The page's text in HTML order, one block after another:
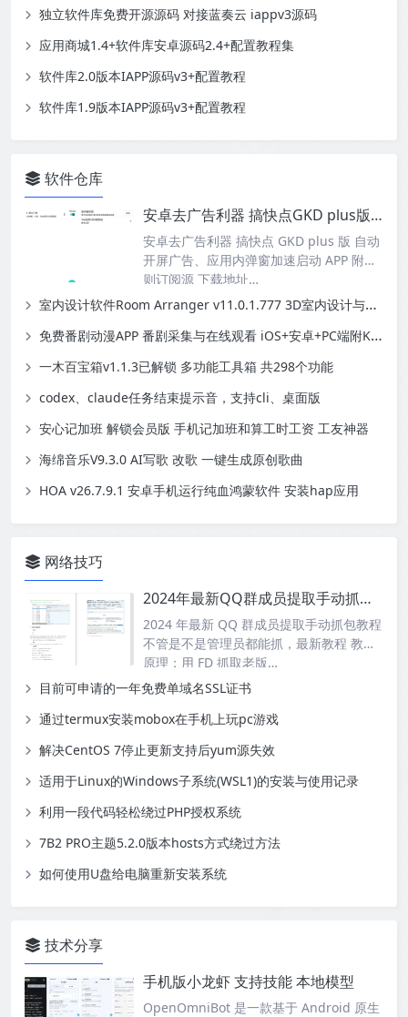
独立软件库免费开源源码 对接蓝奏云 iappv3源码
应用商城1.4+软件库安卓源码2.4+配置教程集
软件库2.0版本IAPP源码v3+配置教程
软件库1.9版本IAPP源码v3+配置教程
软件仓库
安卓去广告利器 搞快点GKD plus版 自动开屏广告、应用内弹窗加速启动APP附规则订阅源
安卓去广告利器 搞快点 GKD plus 版 自动
开屏广告、应用内弹窗加速启动 APP 附规
则订阅源 下载地址…
室内设计软件Room Arranger v11.0.1.777 3D室内设计与房屋布局
免费番剧动漫APP 番剧采集与在线观看 iOS+安卓+PC端附Kazumi规则源地址
一木百宝箱v1.1.3已解锁 多功能工具箱 共298个功能
codex、claude任务结束提示音，支持cli、桌面版
安心记加班 解锁会员版 手机记加班和算工时工资 工友神器
海绵音乐V9.3.0 AI写歌 改歌 一键生成原创歌曲
HOA v26.7.9.1 安卓手机运行纯血鸿蒙软件 安装hap应用
网络技巧
2024年最新QQ群成员提取手动抓包教程
2024 年最新 QQ 群成员提取手动抓包教程
不管是不是管理员都能抓，最新教程 教程
原理：用 FD 抓取老版…
目前可申请的一年免费单域名SSL证书
通过termux安装mobox在手机上玩pc游戏
解决CentOS 7停止更新支持后yum源失效
适用于Linux的Windows子系统(WSL1)的安装与使用记录
利用一段代码轻松绕过PHP授权系统
7B2 PRO主题5.2.0版本hosts方式绕过方法
如何使用U盘给电脑重新安装系统
技术分享
手机版小龙虾 支持技能 本地模型
OpenOmniBot 是一款基于 Android 原生